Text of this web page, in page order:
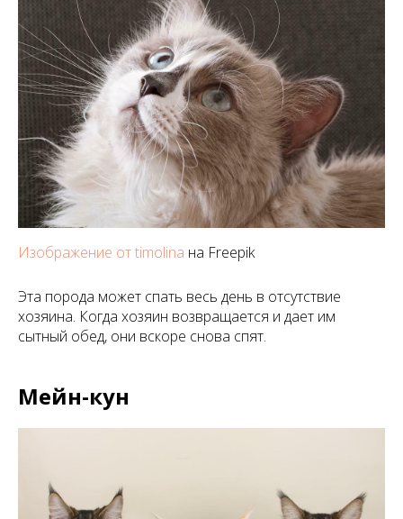
Изображение от timolina на Freepik
Эта порода может спать весь день в отсутствие
хозяина. Когда хозяин возвращается и дает им
сытный обед, они вскоре снова спят.
Мейн-кун